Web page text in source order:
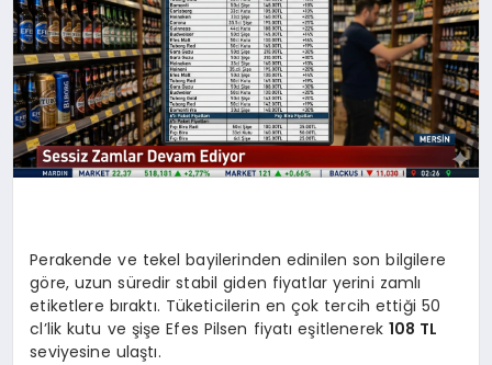
Perakende ve tekel bayilerinden edinilen son bilgilere
göre, uzun süredir stabil giden fiyatlar yerini zamlı
etiketlere bıraktı. Tüketicilerin en çok tercih ettiği 50
cl’lik kutu ve şişe Efes Pilsen fiyatı eşitlenerek 108 TL
seviyesine ulaştı.